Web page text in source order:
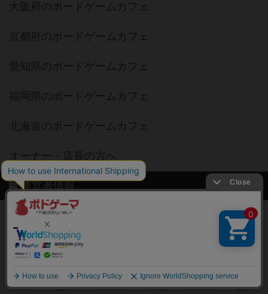
大阪府のボードゲームカフェ
京都府のボードゲームカフェ
愛知県のボードゲームカフェ
福岡県のボードゲームカフェ
北海道のボードゲームカフェ
オーナー・店長の方へ
運営者情報
ご利用規約
個人情報保護方針
特定商取引法に基づく表記